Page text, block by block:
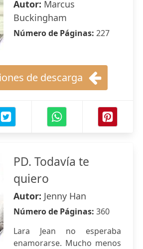
Autor: Marcus
Buckingham
Número de Páginas: 227
de descarga
PD. Todavía te
quiero
Autor: Jenny Han
Número de Páginas: 360
Lara Jean no esperaba
enamorarse. Mucho menos